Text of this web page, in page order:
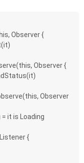
Observer {
Observer {
= it is Loading
{